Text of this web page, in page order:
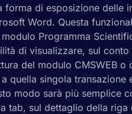
forma di esposizione delle
Word. Questa
Programma
di visualizzare, sul
del modulo CMSWEB o
quella singola
modo sarà più semplice
tab, sul dettaglio della